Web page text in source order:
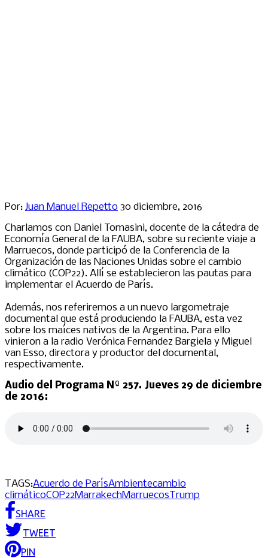
Por: Juan Manuel Repetto 30 diciembre, 2016
Charlamos con Daniel Tomasini, docente de la cátedra de
Economía General de la FAUBA, sobre su reciente viaje a
Marruecos, donde participó de la Conferencia de la
Organización de las Naciones Unidas sobre el cambio
climático (COP22). Allí se establecieron las pautas para
implementar el Acuerdo de París.
Además, nos referiremos a un nuevo largometraje
documental que está produciendo la FAUBA, esta vez
sobre los maíces nativos de la Argentina. Para ello
vinieron a la radio Verónica Fernandez Bargiela y Miguel
van Esso, directora y productor del documental,
respectivamente.
Audio del Programa Nº 257. Jueves 29 de diciembre
de 2016:
TAGS:Acuerdo de ParísAmbientecambio
climáticoCOP22MarrakechMarruecosTrump
SHARE
TWEET
PIN